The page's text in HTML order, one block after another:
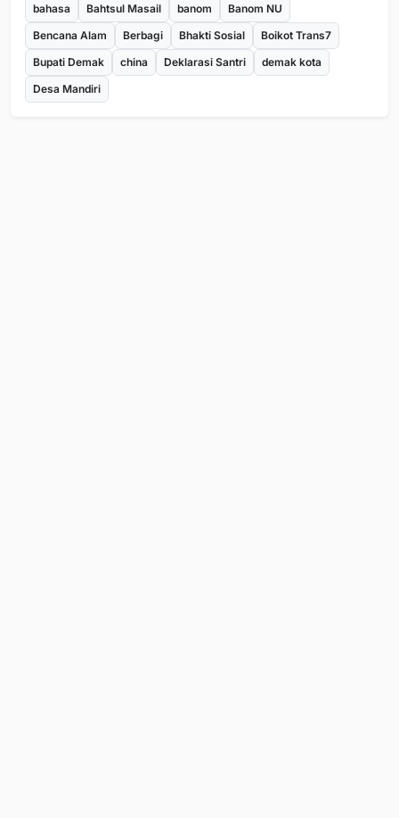
bahasa
Bahtsul Masail banom
Banom NU
Bencana Alam
Berbagi Bhakti Sosial
Boikot Trans7
Bupati Demak
china Deklarasi Santri
demak kota
Desa Mandiri